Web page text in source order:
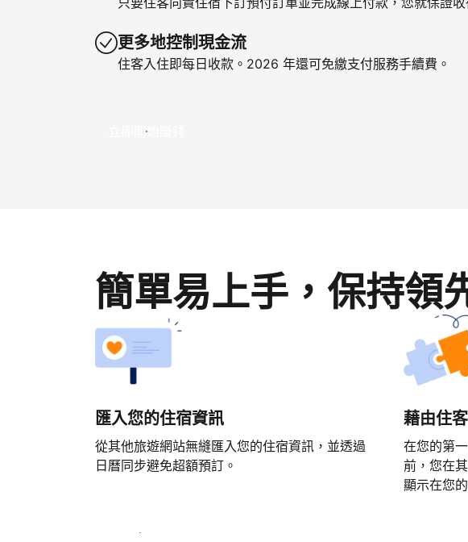
更多地控制現金流
住客入住即每日收款。2026 年還可免繳支付服務手續費。
立即開始賺錢
簡單易上手，保持領
匯入您的住宿資訊
從其他旅遊網站無縫匯入您的住宿資訊，並透過
日曆同步避免超額預訂。
藉由住
在您的第
前，您在
顯示在您
立即開始吧